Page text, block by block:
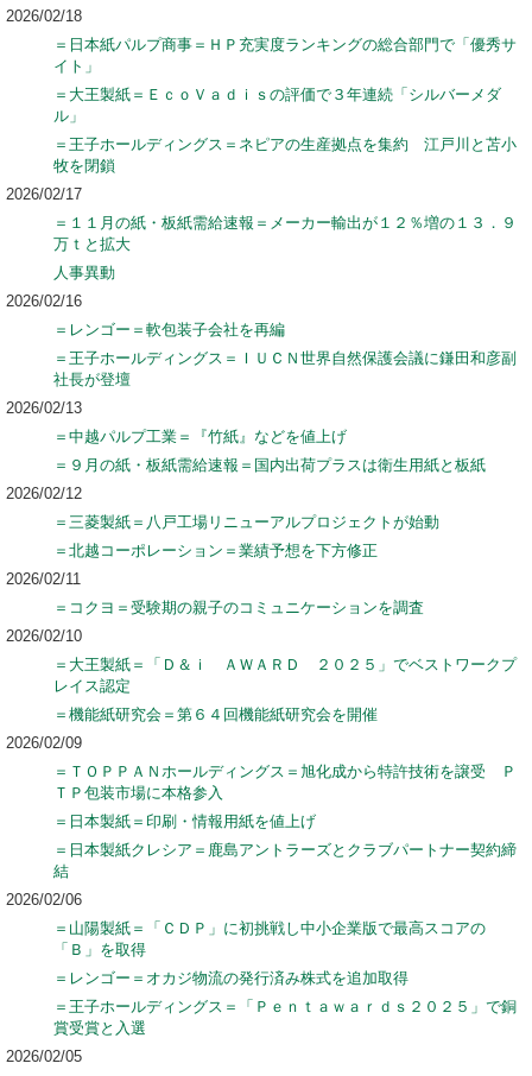
2026/02/18
＝日本紙パルプ商事＝ＨＰ充実度ランキングの総合部門で「優秀サ
イト」
＝大王製紙＝ＥｃｏＶａｄｉｓの評価で３年連続「シルバーメダ
ル」
＝王子ホールディングス＝ネピアの生産拠点を集約 江戸川と苫小
牧を閉鎖
2026/02/17
＝１１月の紙・板紙需給速報＝メーカー輸出が１２％増の１３．９
万ｔと拡大
人事異動
2026/02/16
＝レンゴー＝軟包装子会社を再編
＝王子ホールディングス＝ＩＵＣＮ世界自然保護会議に鎌田和彦副
社長が登壇
2026/02/13
＝中越パルプ工業＝『竹紙』などを値上げ
＝９月の紙・板紙需給速報＝国内出荷プラスは衛生用紙と板紙
2026/02/12
＝三菱製紙＝八戸工場リニューアルプロジェクトが始動
＝北越コーポレーション＝業績予想を下方修正
2026/02/11
＝コクヨ＝受験期の親子のコミュニケーションを調査
2026/02/10
＝大王製紙＝「Ｄ＆ｉ ＡＷＡＲＤ ２０２５」でベストワークプ
レイス認定
＝機能紙研究会＝第６４回機能紙研究会を開催
2026/02/09
＝ＴＯＰＰＡＮホールディングス＝旭化成から特許技術を譲受 Ｐ
ＴＰ包装市場に本格参入
＝日本製紙＝印刷・情報用紙を値上げ
＝日本製紙クレシア＝鹿島アントラーズとクラブパートナー契約締
結
2026/02/06
＝山陽製紙＝「ＣＤＰ」に初挑戦し中小企業版で最高スコアの
「Ｂ」を取得
＝レンゴー＝オカジ物流の発行済み株式を追加取得
＝王子ホールディングス＝「Ｐｅｎｔａｗａｒｄｓ２０２５」で銅
賞受賞と入選
2026/02/05